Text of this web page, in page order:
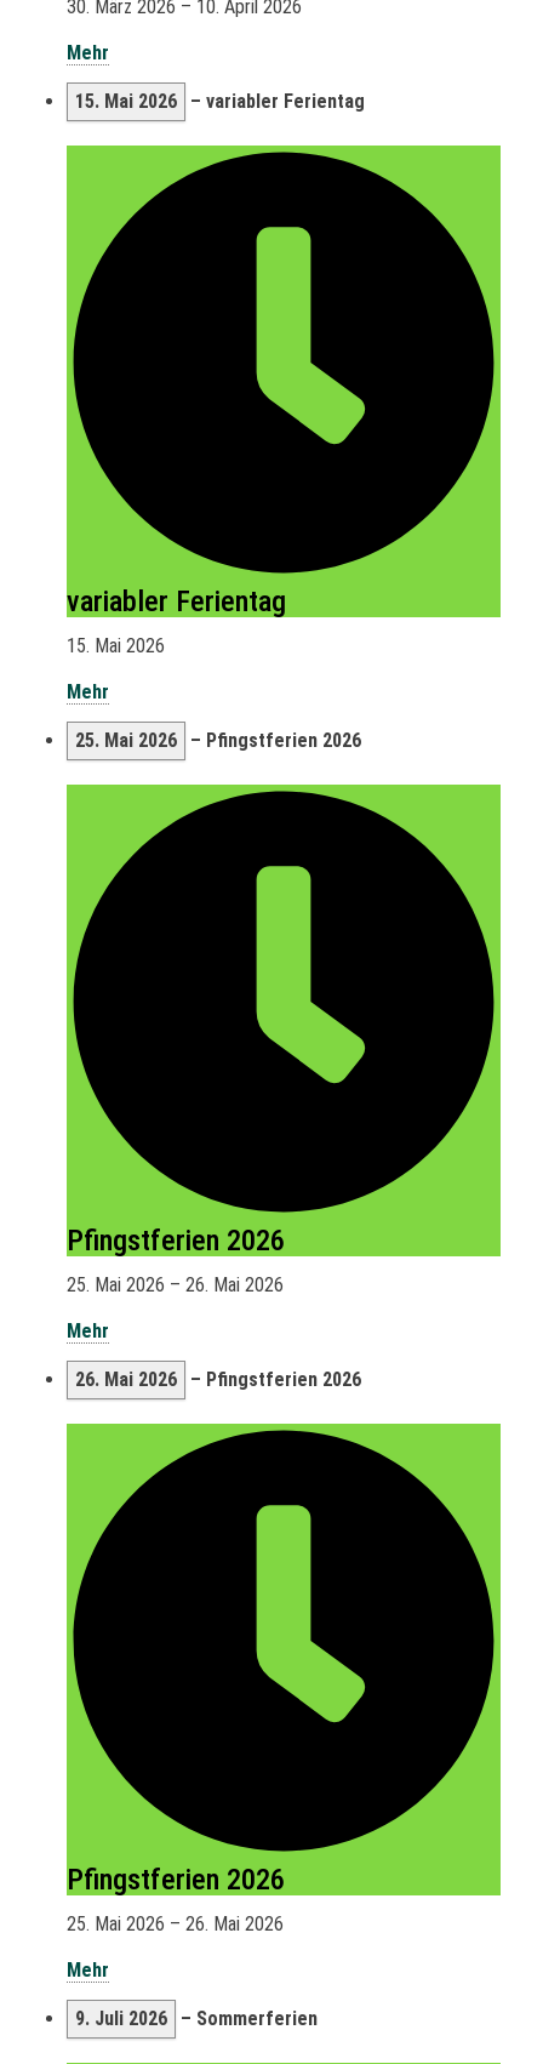
30. März 2026 – 10. April 2026
Mehr
15. Mai 2026 – variabler Ferientag
variabler Ferientag
15. Mai 2026
Mehr
25. Mai 2026 – Pfingstferien 2026
Pfingstferien 2026
25. Mai 2026 – 26. Mai 2026
Mehr
26. Mai 2026 – Pfingstferien 2026
Pfingstferien 2026
25. Mai 2026 – 26. Mai 2026
Mehr
9. Juli 2026 – Sommerferien